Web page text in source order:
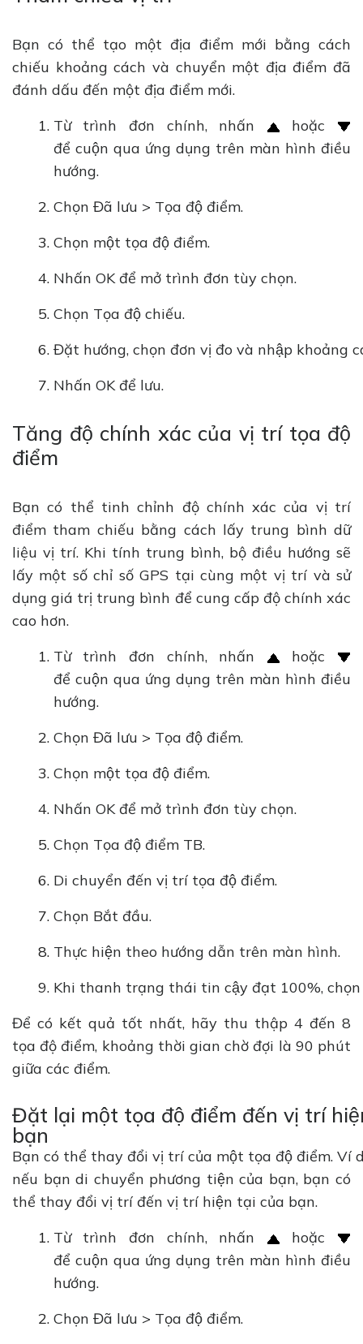
Bạn có thể tạo một địa điểm mới bằng cách
chiếu khoảng cách và chuyển một địa điểm đã
đánh dấu đến một địa điểm mới.
Từ trình đơn chính, nhấn
hoặc
để cuộn qua ứng dụng trên màn hình điều
hướng.
Chọn Đã lưu > Tọa độ điểm.
Chọn một tọa độ điểm.
Nhấn OK để mở trình đơn tùy chọn.
Chọn Tọa độ chiếu.
Đặt hướng, chọn đơn vị đo và nhập khoảng
Nhấn OK để lưu.
Tăng độ chính xác của vị trí tọa độ
điểm
Bạn có thể tinh chỉnh độ chính xác của vị trí
điểm tham chiếu bằng cách lấy trung bình dữ
liệu vị trí. Khi tính trung bình, bộ điều hướng sẽ
lấy một số chỉ số GPS tại cùng một vị trí và sử
dụng giá trị trung bình để cung cấp độ chính xác
cao hơn.
Từ trình đơn chính, nhấn
hoặc
để cuộn qua ứng dụng trên màn hình điều
hướng.
Chọn Đã lưu > Tọa độ điểm.
Chọn một tọa độ điểm.
Nhấn OK để mở trình đơn tùy chọn.
Chọn Tọa độ điểm TB.
Di chuyển đến vị trí tọa độ điểm.
Chọn Bắt đầu.
Thực hiện theo hướng dẫn trên màn hình.
Khi thanh trạng thái tin cậy đạt 100%, chọn
Để có kết quả tốt nhất, hãy thu thập 4 đến 8
tọa độ điểm, khoảng thời gian chờ đợi là 90 phút
giữa các điểm.
Đặt lại một tọa độ điểm đến vị trí
bạn
Bạn có thể thay đổi vị trí của một tọa độ điểm. Ví
nếu bạn di chuyển phương tiện của bạn, bạn có
thể thay đổi vị trí đến vị trí hiện tại của bạn.
Từ trình đơn chính, nhấn
hoặc
để cuộn qua ứng dụng trên màn hình điều
hướng.
Chọn Đã lưu > Tọa độ điểm.